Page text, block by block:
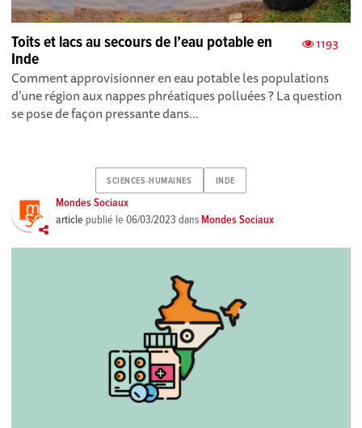
1193
Toits et lacs au secours de l’eau potable en
Inde
Comment approvisionner en eau potable les populations
d’une région aux nappes phréatiques polluées ? La question
se pose de façon pressante dans...
SCIENCES-HUMAINES INDE
Mondes Sociaux
article publié le06/03/2023 dansMondes Sociaux